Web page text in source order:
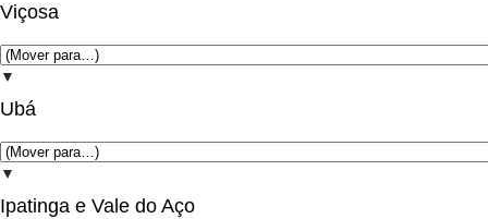
Viçosa
▼
Ubá
▼
Ipatinga e Vale do Aço